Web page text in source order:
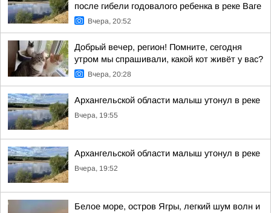
после гибели годовалого ребенка в реке Ваге
Вчера, 20:52
Добрый вечер, регион! Помните, сегодня
утром мы спрашивали, какой кот живёт у вас?
Вчера, 20:28
Архангельской области малыш утонул в реке
Вчера, 19:55
Архангельской области малыш утонул в реке
Вчера, 19:52
Белое море, остров Ягры, легкий шум волн и